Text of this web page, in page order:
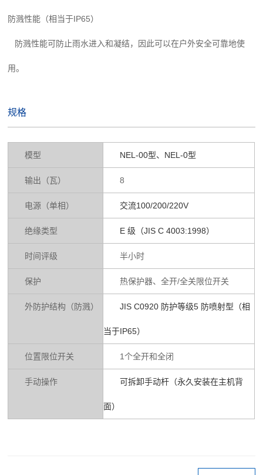
防溅性能（相当于IP65）
防溅性能可防止雨水进入和凝结，因此可以在户外安全可靠地使
用。
规格
模型 NEL-00型、NEL-0型
输出（瓦） 8
电源（单相） 交流100/200/220V
绝缘类型 E 级（JIS C 4003:1998）
时间评级 半小时
保护 热保护器、全开/全关限位开关
外防护结构（防溅） JIS C0920 防护等级5 防喷射型（相
当于IP65）
位置限位开关 1个全开和全闭
手动操作 可拆卸手动杆（永久安装在主机背
面）